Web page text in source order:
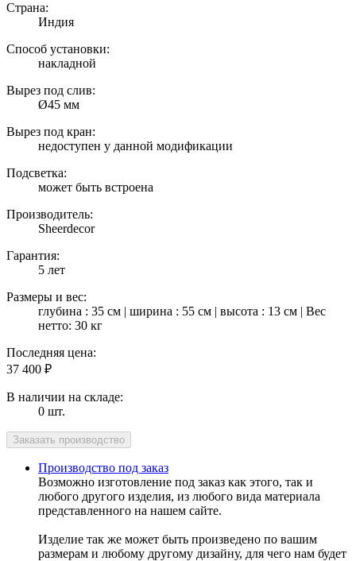
Страна:
Индия
Способ установки:
накладной
Вырез под слив:
Ø45 мм
Вырез под кран:
недоступен у данной модификации
Подсветка:
может быть встроена
Производитель:
Sheerdecor
Гарантия:
5 лет
Размеры и вес:
глубина : 35 см | ширина : 55 см | высота : 13 см | Вес
нетто: 30 кг
Последняя цена:
37 400 ₽
В наличии на складе:
0 шт.
Производство под заказ
Возможно изготовление под заказ как этого, так и
любого другого изделия, из любого вида материала
представленного на нашем сайте.
Изделие так же может быть произведено по вашим
размерам и любому другому дизайну, для чего нам будет